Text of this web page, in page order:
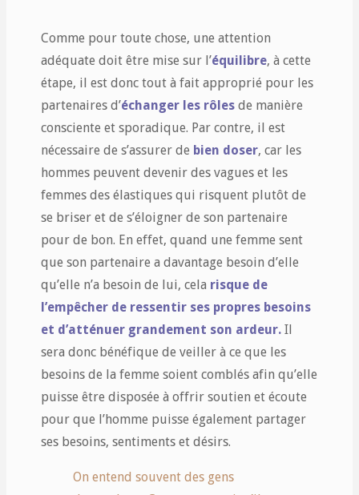
Comme pour toute chose, une attention
adéquate doit être mise sur l’équilibre, à cette
étape, il est donc tout à fait approprié pour les
partenaires d’échanger les rôles de manière
consciente et sporadique. Par contre, il est
nécessaire de s’assurer de bien doser, car les
hommes peuvent devenir des vagues et les
femmes des élastiques qui risquent plutôt de
se briser et de s’éloigner de son partenaire
pour de bon. En effet, quand une femme sent
que son partenaire a davantage besoin d’elle
qu’elle n’a besoin de lui, cela risque de
l’empêcher de ressentir ses propres besoins
et d’atténuer grandement son ardeur. Il
sera donc bénéfique de veiller à ce que les
besoins de la femme soient comblés afin qu’elle
puisse être disposée à offrir soutien et écoute
pour que l’homme puisse également partager
ses besoins, sentiments et désirs.
On entend souvent des gens